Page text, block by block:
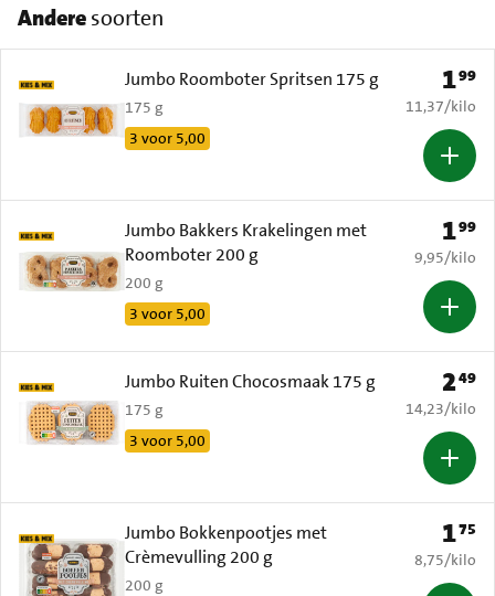
Anderesoorten
Jumbo Roomboter Spritsen 175 g
175 g
3 voor 5,00
Prijs:
199
€ 11,37 per
11,37/kilo
Jumbo Bakkers Krakelingen met
Roomboter 200 g
200 g
3 voor 5,00
Prijs:
199
€ 9,95 per
9,95/kilo
Jumbo Ruiten Chocosmaak 175 g
175 g
3 voor 5,00
Prijs:
249
€ 14,23 per
14,23/kilo
Jumbo Bokkenpootjes met
Crèmevulling 200 g
200 g
Prijs:
175
€ 8,75 per
8,75/kilo